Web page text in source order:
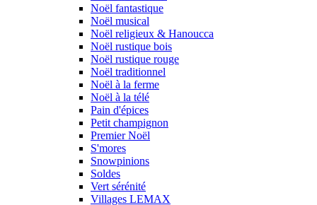
Noël fantastique
Noël musical
Noël religieux & Hanoucca
Noël rustique bois
Noël rustique rouge
Noël traditionnel
Noël à la ferme
Noël à la télé
Pain d'épices
Petit champignon
Premier Noël
S'mores
Snowpinions
Soldes
Vert sérénité
Villages LEMAX